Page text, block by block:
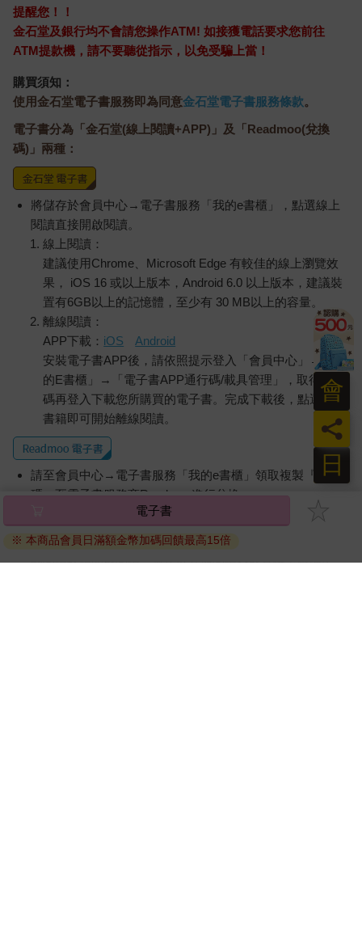
提醒您！！
金石堂及銀行均不會請您操作ATM! 如接獲電話要求您前往
ATM提款機，請不要聽從指示，以免受騙上當！
購買須知：
使用金石堂電子書服務即為同意金石堂電子書服務條款。
電子書分為「金石堂(線上閱讀+APP)」及「Readmoo(兌換
碼)」兩種：
將儲存於會員中心→電子書服務「我的e書櫃」，點選線上
閱讀直接開啟閱讀。
線上閱讀：
建議使用Chrome、Microsoft Edge 有較佳的線上瀏覽效
果， iOS 16 或以上版本，Android 6.0 以上版本，建議裝
置有6GB以上的記憶體，至少有 30 MB以上的容量。
離線閱讀：
APP下載： iOS
Android
安裝電子書APP後，請依照提示登入「會員中心」→「我
的E書櫃」→「電子書APP通行碼/載具管理」，取得通行
碼再登入下載您所購買的電子書。完成下載後，點選任一
書籍即可開始離線閱讀。
請至會員中心→電子書服務「我的e書櫃」領取複製『兌換
碼』至電子書服務商Readmoo進行兌換。
因版權保護，您在金石堂所購買的電子書僅能以金石堂專屬
的閱讀軟體開啟閱讀，無法以其他閱讀器或直接下載檔案。
電子書
※ 本商品會員日滿額金幣加碼回饋最高15倍
日
員
會